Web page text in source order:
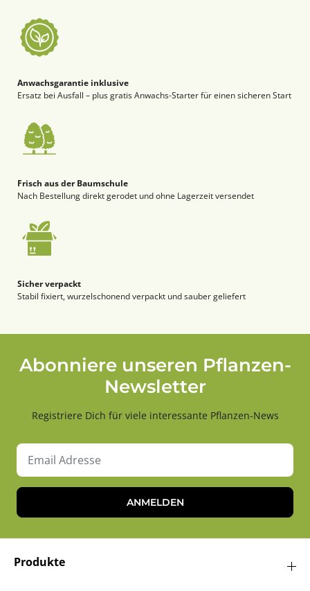
Anwachsgarantie inklusive
Ersatz bei Ausfall – plus gratis Anwachs-Starter für einen sicheren Start
Frisch aus der Baumschule
Nach Bestellung direkt gerodet und ohne Lagerzeit versendet
Sicher verpackt
Stabil fixiert, wurzelschonend verpackt und sauber geliefert
Abonniere unseren Pflanzen-
Newsletter
Registriere Dich für viele interessante Pflanzen-News
ANMELDEN
Produkte